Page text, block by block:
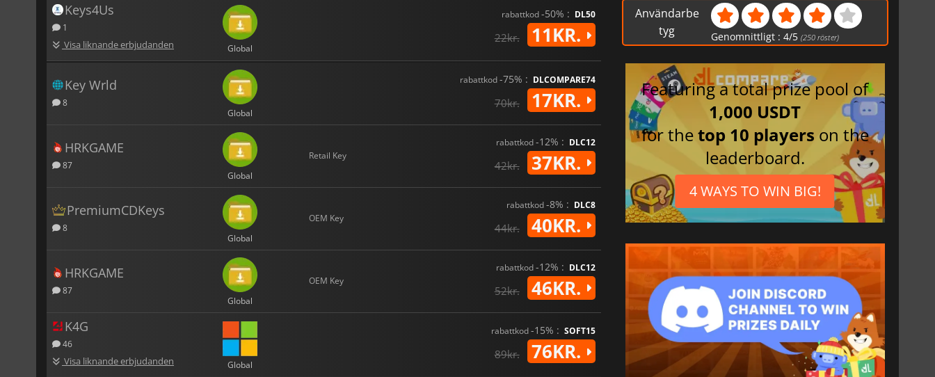
Keys4Us
1
Visa liknande erbjudanden Global
rabattkod-50% : DL50
22kr. 11KR.
Key Wrld
8
Global
rabattkod-75% : DLCOMPARE74
70kr. 17KR.
HRKGAME
87
Global
Retail Key
rabattkod-12% : DLC12
42kr. 37KR.
PremiumCDKeys
8
Global
OEM Key
rabattkod-8% : DLC8
44kr. 40KR.
HRKGAME
87
Global
OEM Key
rabattkod-12% : DLC12
52kr. 46KR.
K4G
46
Visa liknande erbjudanden Global
rabattkod-15% : SOFT15
89kr. 76KR.
Användarbe
tyg
Genomnittligt :4/5 (250 röster)
Featuring a total prize pool of
1,000 USDT
for thetop 10 players on the
leaderboard.
4 WAYS TO WIN BIG!